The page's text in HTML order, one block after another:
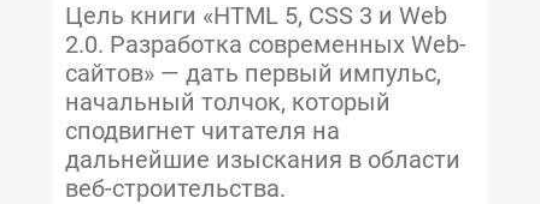
Цель книги «HTML 5, CSS 3 и Web
2.0. Разработка современных Web-
сайтов» — дать первый импульс,
начальный толчок, который
сподвигнет читателя на
дальнейшие изыскания в области
веб-строительства.